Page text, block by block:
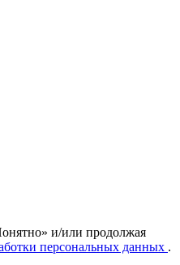
и/или продолжая
персональных данных .